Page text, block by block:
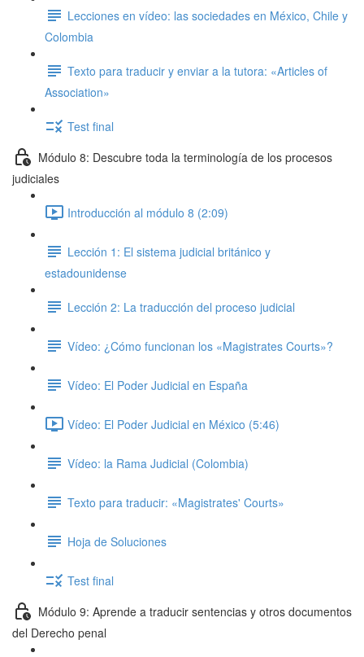
Lecciones en vídeo: las sociedades en México, Chile y
Colombia
Texto para traducir y enviar a la tutora: «Articles of
Association»
Test final
Módulo 8: Descubre toda la terminología de los procesos
judiciales
Introducción al módulo 8 (2:09)
Lección 1: El sistema judicial británico y
estadounidense
Lección 2: La traducción del proceso judicial
Vídeo: ¿Cómo funcionan los «Magistrates Courts»?
Vídeo: El Poder Judicial en España
Vídeo: El Poder Judicial en México (5:46)
Vídeo: la Rama Judicial (Colombia)
Texto para traducir: «Magistrates' Courts»
Hoja de Soluciones
Test final
Módulo 9: Aprende a traducir sentencias y otros documentos
del Derecho penal